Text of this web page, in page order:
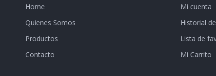
Home
Quienes Somos
Productos
Contacto
Mi cuenta
Historial
Lista de
Mi Carrito